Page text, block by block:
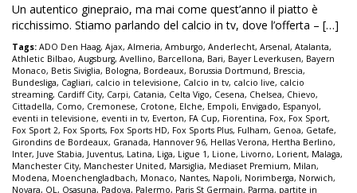
Un autentico ginepraio, ma mai come quest’anno il piatto è
ricchissimo. Stiamo parlando del calcio in tv, dove l’offerta – […]
Tags: ADO Den Haag, Ajax, Almeria, Amburgo, Anderlecht, Arsenal, Atalanta,
Athletic Bilbao, Augsburg, Avellino, Barcellona, Bari, Bayer Leverkusen, Bayern
Monaco, Betis Siviglia, Bologna, Bordeaux, Borussia Dortmund, Brescia,
Bundesliga, Cagliari, calcio in televisione, Calcio in tv, calcio live, calcio
streaming, Cardiff City, Carpi, Catania, Celta Vigo, Cesena, Chelsea, Chievo,
Cittadella, Como, Cremonese, Crotone, Elche, Empoli, Envigado, Espanyol,
eventi in televisione, eventi in tv, Everton, FA Cup, Fiorentina, Fox, Fox Sport,
Fox Sport 2, Fox Sports, Fox Sports HD, Fox Sports Plus, Fulham, Genoa, Getafe,
Girondins de Bordeaux, Granada, Hannover 96, Hellas Verona, Hertha Berlino,
Inter, Juve Stabia, Juventus, Latina, Liga, Ligue 1, Lione, Livorno, Lorient, Malaga,
Manchester City, Manchester United, Marsiglia, Mediaset Premium, Milan,
Modena, Moenchengladbach, Monaco, Nantes, Napoli, Norimberga, Norwich,
Novara, OL, Osasuna, Padova, Palermo, Paris St Germain, Parma, partite in